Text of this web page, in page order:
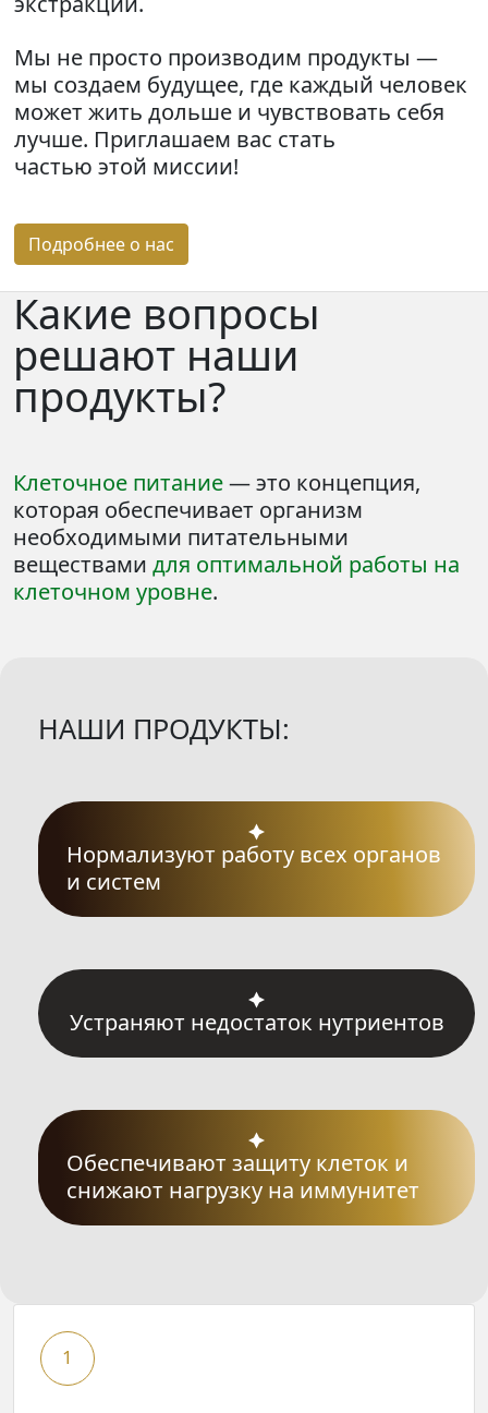
Мы не просто производим продукты —
мы создаем будущее, где каждый человек
может жить дольше и чувствовать себя
лучше. Приглашаем вас стать
частью этой миссии!
Подробнее о нас
Какие вопросы
решают наши
продукты?
Клеточное питание— это концепция,
которая обеспечивает организм
необходимыми питательными
веществами для оптимальной работы на
клеточном уровне.
НАШИ ПРОДУКТЫ:
Нормализуют работу всех органов
и систем
Устраняют недостаток нутриентов
Обеспечивают защиту клеток и
снижают нагрузку на иммунитет
1